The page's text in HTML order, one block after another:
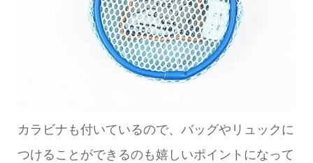
カラビナも付いているので、バッグやリュックに
つけることができるのも嬉しいポイントになって